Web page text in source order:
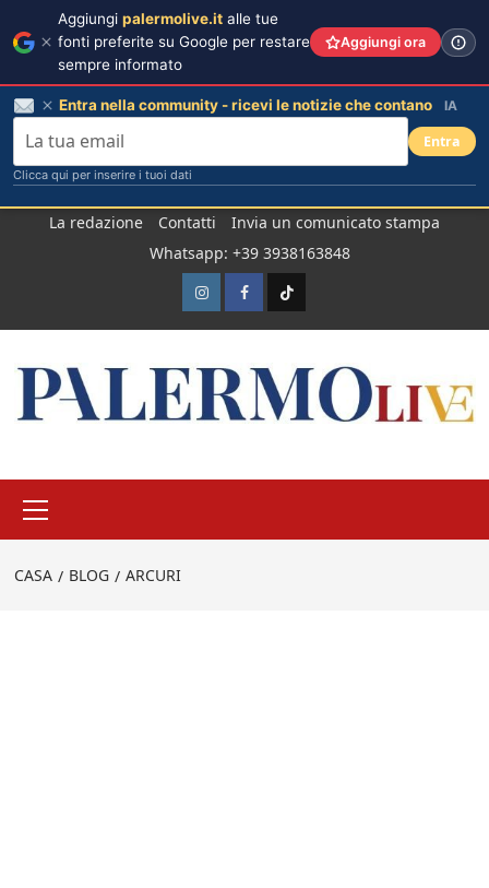
La redazione Contatti
Invia un comunicato stampa
Whatsapp: +39 3938163848
InstagramFacebook
TikTok
principale
CASA BLOG ARCURI
Aggiungi palermolive.it alle tue
fonti preferite su Google per restare
sempre informato
Aggiungi ora
Entra nella community - ricevi le notizie che contano IA
Entra
Clicca qui per inserire i tuoi dati